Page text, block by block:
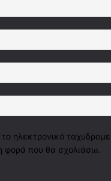
ηλεκτρονικό
φορά που θα σχολιάσω.